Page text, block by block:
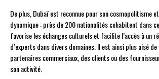
De plus, Dubaï est reconnue pour son cosmopolitisme
dynamique : près de 200 nationalités cohabitent dans
favorise les échanges culturels et facilite l’accès à un
d’experts dans divers domaines. Il est ainsi plus aisé
partenaires commerciaux, des clients ou des
son activité.